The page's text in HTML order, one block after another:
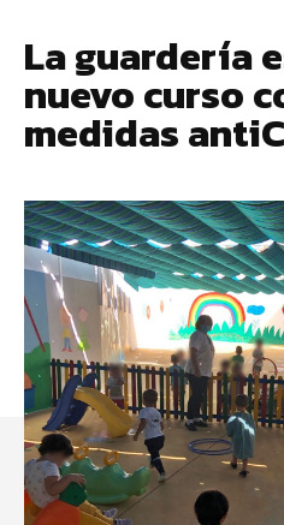
La guardería
nuevo curso
medidas